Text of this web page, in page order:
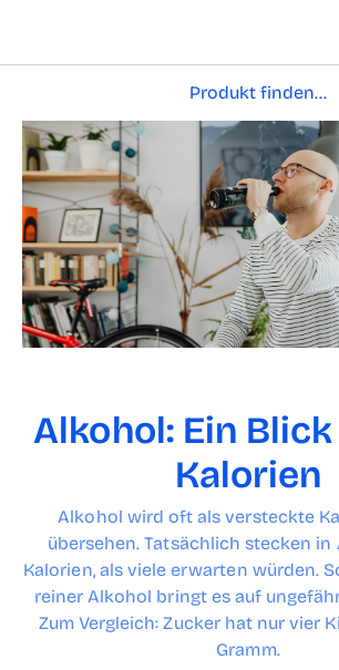
Alkohol: Ein
Kalorien
Alkohol wird oft als versteckte
übersehen. Tatsächlich stecken
Kalorien, als viele erwarten würden.
reiner Alkohol bringt es auf
Zum Vergleich: Zucker hat nur vier
Gramm.